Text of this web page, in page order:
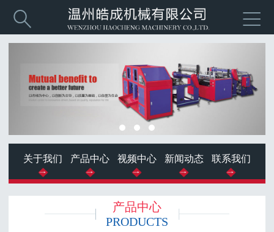


关于我们 产品中心 视频中心 新闻动态 联系我们
产品中心
PRODUCTS